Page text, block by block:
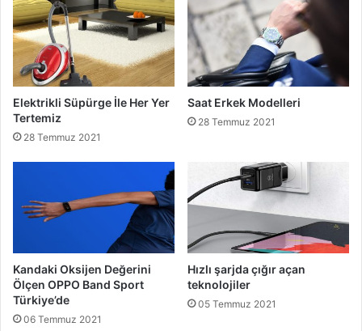
Elektrikli Süpürge İle Her Yer
Tertemiz
28 Temmuz 2021
Saat Erkek Modelleri
28 Temmuz 2021
Kandaki Oksijen Değerini
Ölçen OPPO Band Sport
Türkiye’de
06 Temmuz 2021
Hızlı şarjda çığır açan
teknolojiler
05 Temmuz 2021